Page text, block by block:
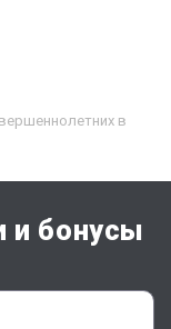
в
и бонусы